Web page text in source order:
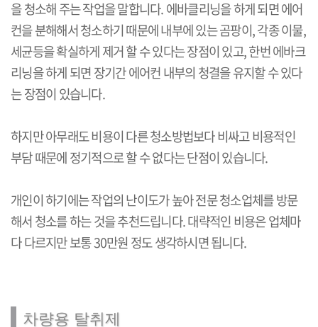
을 청소해 주는 작업을 말합니다. 에바클리닝을 하게 되면 에어
컨을 분해해서 청소하기 때문에 내부에 있는 곰팡이, 각종 이물,
세균등을 확실하게 제거 할 수 있다는 장점이 있고, 한번 에바크
리닝을 하게 되면 장기간 에어컨 내부의 청결을 유지할 수 있다
는 장점이 있습니다.
하지만 아무래도 비용이 다른 청소방법보다 비싸고 비용적인
부담 때문에 정기적으로 할 수 없다는 단점이 있습니다.
개인이 하기에는 작업의 난이도가 높아 전문 청소업체를 방문
해서 청소를 하는 것을 추천드립니다. 대략적인 비용은 업체마
다 다르지만 보통 30만원 정도 생각하시면 됩니다.
차량용 탈취제